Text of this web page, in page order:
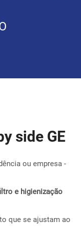
side GE
ou empresa -
e higienização
que se ajustam ao